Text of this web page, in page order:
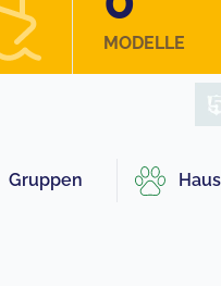
MODELLE
Gruppen